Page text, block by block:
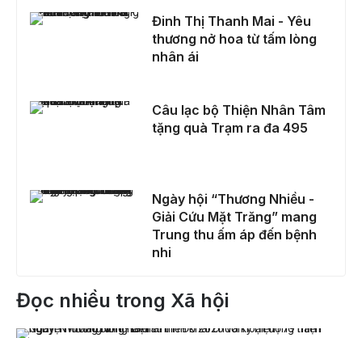
Đinh Thị Thanh Mai - Yêu thương nở hoa từ tấm lòng nhân ái
Đinh Thị Thanh Mai - Yêu
thương nở hoa từ tấm lòng
nhân ái
Câu lạc bộ Thiện Nhân Tâm tặng quà Trạm ra đa 495
Câu lạc bộ Thiện Nhân Tâm
tặng quà Trạm ra đa 495
Ngày hội “Thương Nhiều - Giải Cứu Mặt Trăng” mang Trung thu ấm áp đến bệnh nhi
Ngày hội “Thương Nhiều -
Giải Cứu Mặt Trăng” mang
Trung thu ấm áp đến bệnh
nhi
Đọc nhiều trong Xã hội